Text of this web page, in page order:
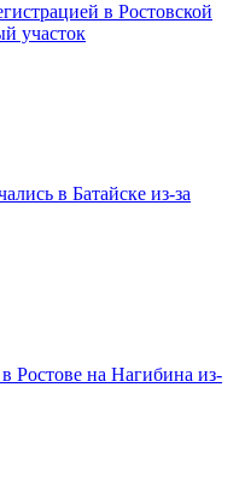
в Ростовской
участок
в Батайске из-за
Ростове на Нагибина из-